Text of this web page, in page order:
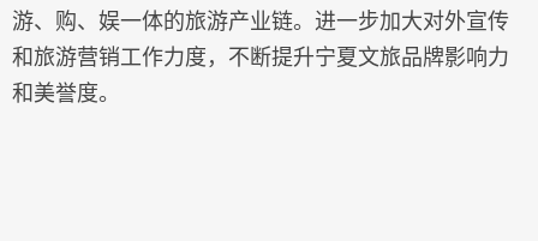
游、购、娱一体的旅游产业链。进一步加大对外宣传
和旅游营销工作力度，不断提升宁夏文旅品牌影响力
和美誉度。